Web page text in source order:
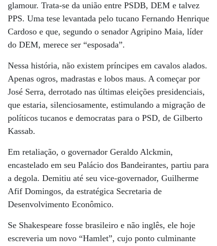
glamour. Trata-se da união entre PSDB, DEM e talvez
PPS. Uma tese levantada pelo tucano Fernando Henrique
Cardoso e que, segundo o senador Agripino Maia, líder
do DEM, merece ser “esposada”.
Nessa história, não existem príncipes em cavalos alados.
Apenas ogros, madrastas e lobos maus. A começar por
José Serra, derrotado nas últimas eleições presidenciais,
que estaria, silenciosamente, estimulando a migração de
políticos tucanos e democratas para o PSD, de Gilberto
Kassab.
Em retaliação, o governador Geraldo Alckmin,
encastelado em seu Palácio dos Bandeirantes, partiu para
a degola. Demitiu até seu vice-governador, Guilherme
Afif Domingos, da estratégica Secretaria de
Desenvolvimento Econômico.
Se Shakespeare fosse brasileiro e não inglês, ele hoje
escreveria um novo “Hamlet”, cujo ponto culminante